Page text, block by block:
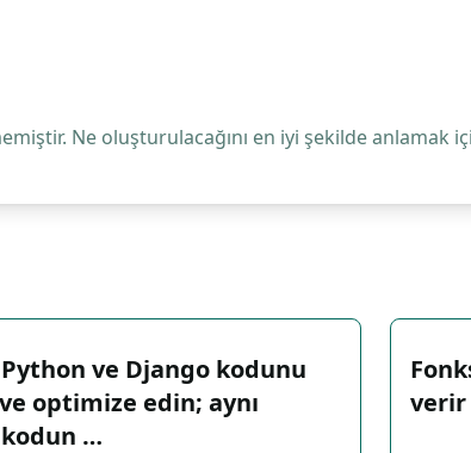
Ne oluşturulacağını en iyi şekilde anlamak
ve Django kodunu
optimize edin; aynı
…
verir